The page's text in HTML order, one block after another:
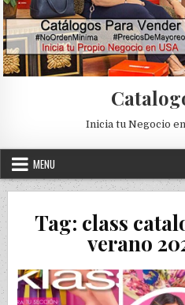
Inicia tu Negocio
MENU
Tag: class
verano